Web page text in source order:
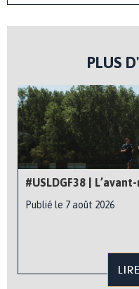
PLUS
#USLDGF38 |
Publié le 7 août 2026